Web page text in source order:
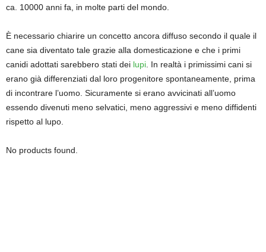
ca. 10000 anni fa, in molte parti del mondo.
È necessario chiarire un concetto ancora diffuso secondo il quale il
cane sia diventato tale grazie alla domesticazione e che i primi
canidi adottati sarebbero stati dei lupi . In realtà i primissimi cani si
erano già differenziati dal loro progenitore spontaneamente, prima
di incontrare l’uomo. Sicuramente si erano avvicinati all’uomo
essendo divenuti meno selvatici, meno aggressivi e meno diffidenti
rispetto al lupo.
No products found.